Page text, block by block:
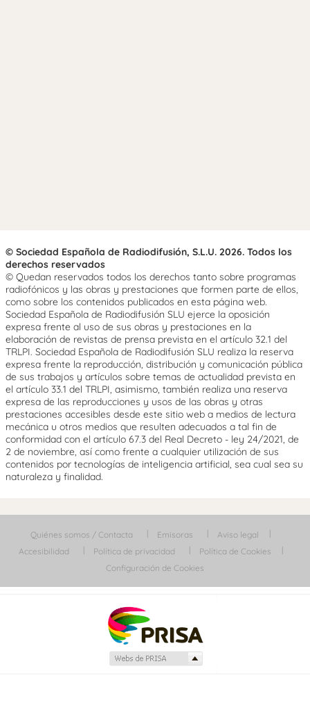
© Sociedad Española de Radiodifusión, S.L.U. 2026. Todos los
derechos reservados
© Quedan reservados todos los derechos tanto sobre programas
radiofónicos y las obras y prestaciones que formen parte de ellos,
como sobre los contenidos publicados en esta página web.
Sociedad Española de Radiodifusión SLU ejerce la oposición
expresa frente al uso de sus obras y prestaciones en la
elaboración de revistas de prensa prevista en el artículo 32.1 del
TRLPI. Sociedad Española de Radiodifusión SLU realiza la reserva
expresa frente la reproducción, distribución y comunicación pública
de sus trabajos y artículos sobre temas de actualidad prevista en
el artículo 33.1 del TRLPI, asimismo, también realiza una reserva
expresa de las reproducciones y usos de las obras y otras
prestaciones accesibles desde este sitio web a medios de lectura
mecánica u otros medios que resulten adecuados a tal fin de
conformidad con el artículo 67.3 del Real Decreto - ley 24/2021, de
2 de noviembre, así como frente a cualquier utilización de sus
contenidos por tecnologías de inteligencia artificial, sea cual sea su
naturaleza y finalidad.
Quiénes somos / Contacta Emisoras
Aviso legal
Accesibilidad
Política de privacidad
Política de Cookies
Configuración de Cookies